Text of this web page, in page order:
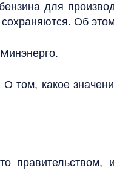
для
Об
какое